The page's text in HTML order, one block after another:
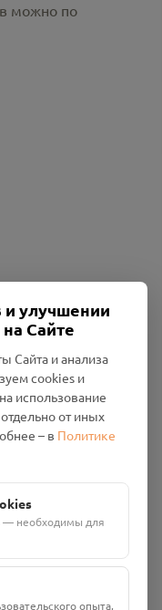
можно по
«Смоленский
область, р-н
26А, пом. 18
в АО "АЛЬФА-БАНК"
и улучшении
Сайте
Сайта и анализа
cookies и
использование
от иных
– в Политике
— необходимы для
опыта,